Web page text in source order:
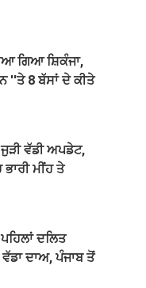
ਗਿਆ ਸ਼ਿਕੰਜਾ,
''ਤੇ 8 ਬੱਸਾਂ ਦੇ ਕੀਤੇ
ਵੱਡੀ ਅਪਡੇਟ,
ਮੀਂਹ ਤੇ
ਦਲਿਤ
ਵੱਡਾ ਦਾਅ, ਪੰਜਾਬ ਤੋਂ